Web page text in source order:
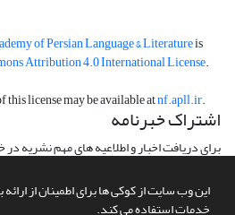
این وب سایت از کوکی ها برای اطمینان از ارائه
خدمات استفاده می کند.
of Persian Language & Literatureis
Attribution 4.0 International License.
this license may be available atnf.apll.ir.
اشتراک خبرنامه
برای دریافت اخبار و اطلاعیه های مهم نشریه